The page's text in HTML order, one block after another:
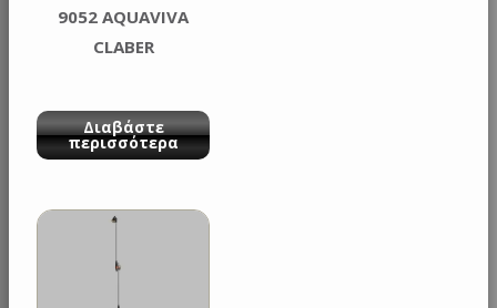
9052 AQUAVIVA
CLABER
Διαβάστε
περισσότερα